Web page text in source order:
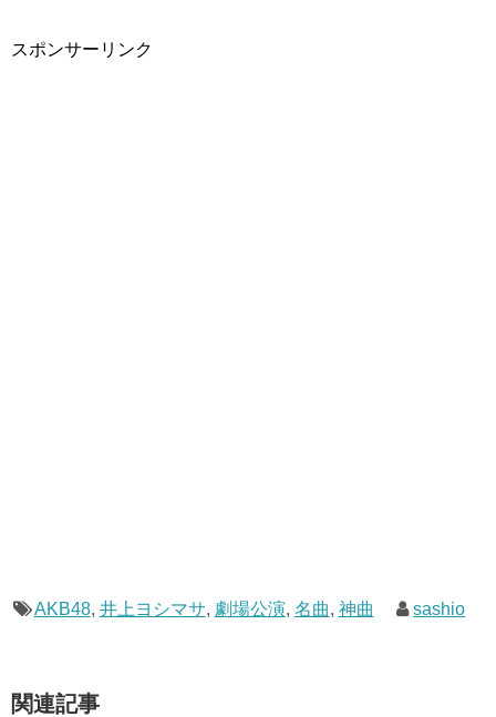
スポンサーリンク
AKB48, 井上ヨシマサ, 劇場公演, 名曲, 神曲 sashio
関連記事